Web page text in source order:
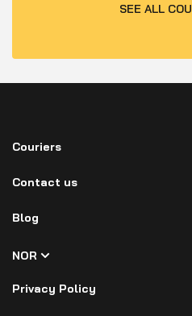
SEE ALL
Couriers
Contact us
Blog
NOR
Privacy Policy